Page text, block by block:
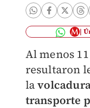
Al menos
resultaron
la
transporte